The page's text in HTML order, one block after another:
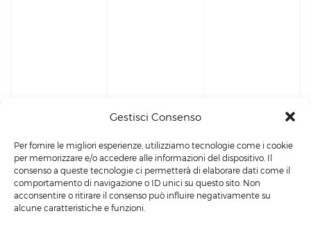
Gestisci Consenso
Per fornire le migliori esperienze, utilizziamo tecnologie come i cookie
per memorizzare e/o accedere alle informazioni del dispositivo. Il
consenso a queste tecnologie ci permetterà di elaborare dati come il
comportamento di navigazione o ID unici su questo sito. Non
acconsentire o ritirare il consenso può influire negativamente su
alcune caratteristiche e funzioni.